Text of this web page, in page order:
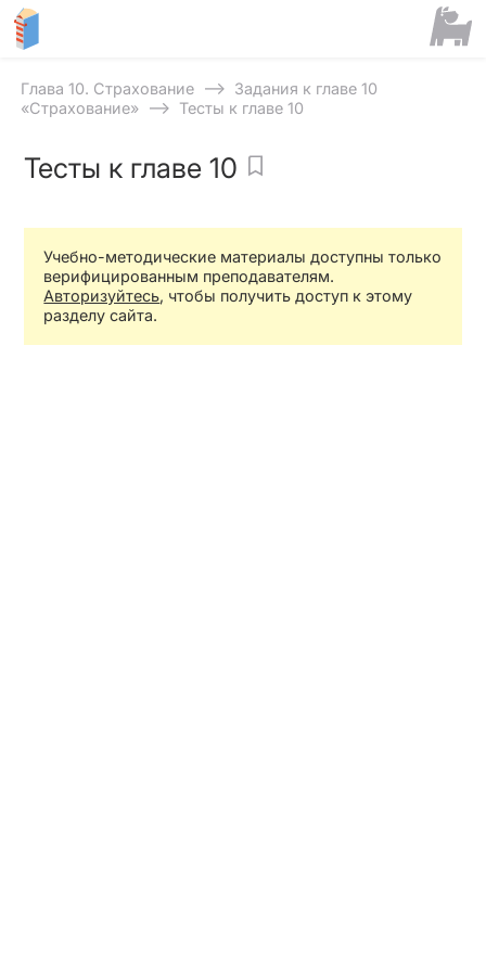
Глава 10. Страхование ⟶ Задания к главе 10
«Страхование» ⟶ Тесты к главе 10
Тесты к главе 10
Учебно-методические материалы доступны только
верифицированным преподавателям.
Авторизуйтесь, чтобы получить доступ к этому
разделу сайта.